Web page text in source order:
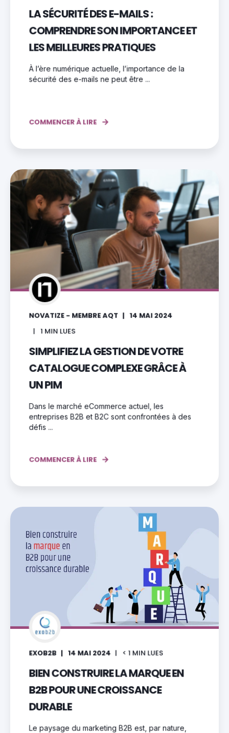
LA SÉCURITÉ DES E-MAILS :
COMPRENDRE SON IMPORTANCE ET
LES MEILLEURES PRATIQUES
À l’ère numérique actuelle, l’importance de la
sécurité des e-mails ne peut être ...
COMMENCER À LIRE
NOVATIZE - MEMBRE AQT
14 MAI 2024
1 MIN LUES
SIMPLIFIEZ LA GESTION DE VOTRE
CATALOGUE COMPLEXE GRÂCE À
UN PIM
Dans le marché eCommerce actuel, les
entreprises B2B et B2C sont confrontées à des
défis ...
COMMENCER À LIRE
EXOB2B 14 MAI 2024 < 1 MIN LUES
BIEN CONSTRUIRE LA MARQUE EN
B2B POUR UNE CROISSANCE
DURABLE
Le paysage du marketing B2B est, par nature,